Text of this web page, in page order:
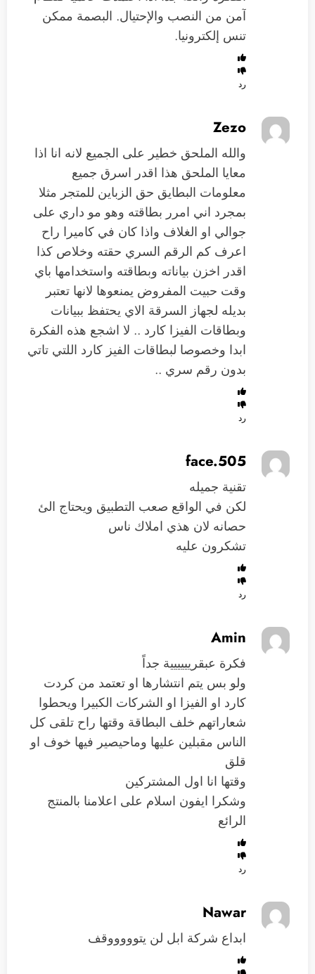
آمن من النصب والإحتيال. البصمة ممكن
تنس إلكترونيا.
رد
Zezo
والله الملحق خطير على الجميع لانه انا اذا
معايا الملحق هذا اقدر اسرق جميع
معلومات البطايق حق الزباين للمتجر مثلا
بمجرد اني امرر بطاقته وهو مو داري على
جوالي او الغلاف واذا كان في كاميرا راح
اعرف كم الرقم السري حقته وخلاص كذا
اقدر اخزن بياناته وبطاقته واستخدامها باي
وقت حبيت المفروض يمنعوها لانها تعتبر
بديله لجهاز السرقة الاي يحتفظ ببيانات
وبطاقات الفيزا كارد .. لا اشجع هذه الفكرة
ابدا وخصوصا لبطاقات الفيز كارد اللتي تاتي
بدون رقم سري ..
رد
face.505
تقنية جميله
لكن في الواقع صعب التطبيق ويحتاج الئ
حصانه لان هذي املاك ناس
تشكرون عليه
رد
Amin
فكرة عبقريييييية جداً
ولو بس يتم انتشارها او تعتمد من كردت
كارد او الفيزا او الشركات الكبيرا ويحطوا
شعاراتهم خلف البطاقة وقتها راح تلقى كل
الناس مقبلين عليها وماحيصير فيها خوف او
قلق
وقتها انا اول المشتركين
وشكرا ايفون اسلام على اعلامنا بالمنتج
الرائع
رد
Nawar
ابداع شركة ابل لن يتوووووقف